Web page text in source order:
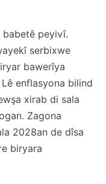
babetê peyivî.
serbixwe
bawerîya
enflasyona bilind
xirab di sala
Zagona
2028an de dîsa
biryara